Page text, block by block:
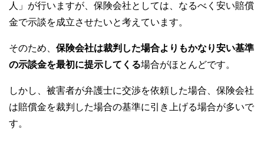
人」が行いますが、保険会社としては、なるべく安い賠償
金で示談を成立させたいと考えています。
そのため、 保険会社は裁判した場合よりもかなり安い基準
の示談金を最初に提示してくる場合がほとんどです。
しかし、被害者が弁護士に交渉を依頼した場合、保険会社
は賠償金を裁判した場合の基準に引き上げる場合が多いで
す。